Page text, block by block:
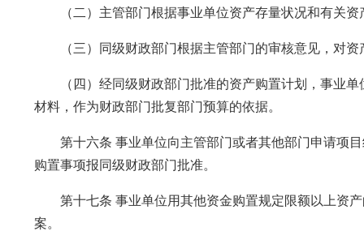
（二）主管部门根据事业单位资产存量状况和有关资
（三）同级财政部门根据主管部门的审核意见，对资
（四）经同级财政部门批准的资产购置计划，事业单
材料，作为财政部门批复部门预算的依据。
第十六条 事业单位向主管部门或者其他部门申请项目
购置事项报同级财政部门批准。
第十七条 事业单位用其他资金购置规定限额以上资产
案。